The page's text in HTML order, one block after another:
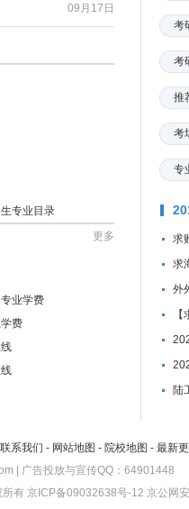
09月17日
专业目录
更多
业学费
费
考
考
推
考
专
求
求
外
陆
联系我们 - 网站地图 - 院校地图 - 最新
| 广告投放与宣传QQ：64901448
所有 京ICP备09032638号-12 京公网